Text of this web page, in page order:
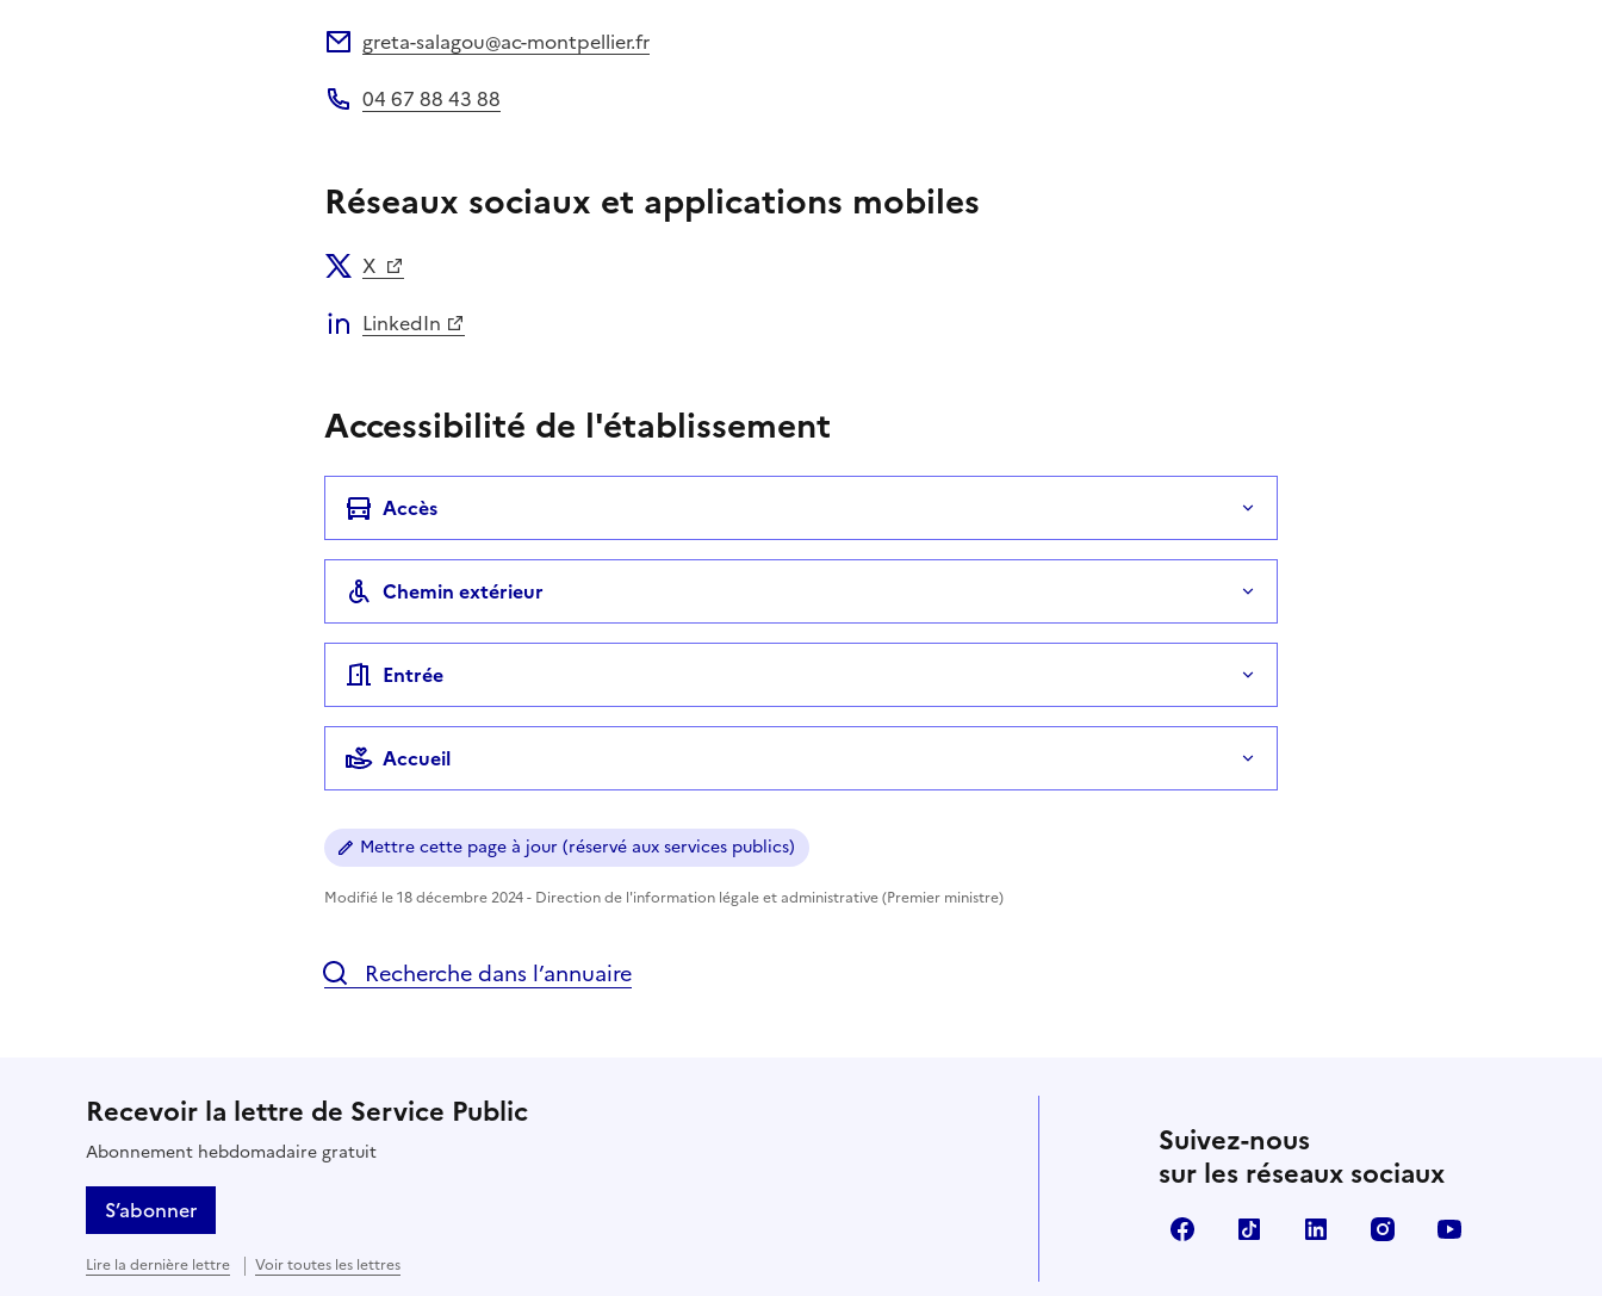
greta-salagou@ac-montpellier.fr
04 67 88 43 88
Réseaux sociaux et applications mobiles
X
LinkedIn
Accessibilité de l'établissement
Accès
Chemin extérieur
Entrée
Accueil
Mettre cette page à jour (réservé aux services publics)
Modifié le 18 décembre 2024 - Direction de l'information légale et administrative (Premier ministre)
Recherche dans l’annuaire
Recevoir la lettre de Service Public
Abonnement hebdomadaire gratuit
S’abonner
Lire la dernière lettre Voir toutes les lettres
Suivez-nous
sur les réseaux sociaux
FacebookTikTok LinkedIn Instagram